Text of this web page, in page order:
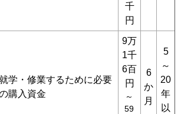
千
円
学・修業するために必要
購入資金
9万
1千
6百
円
～
59
6
か
月
5
～
20
年
以